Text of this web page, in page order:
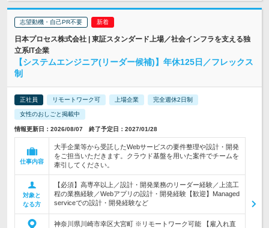
志望動機・自己PR不要
日本プロセス株式会社 | 東証スタンダード上場／社会インフラを支える独
立系IT企業
【システムエンジニア(リーダー候補)】年休125日／フレックス
制
正社員 リモートワーク可 上場企業 完全週休2日制
女性のおしごと掲載中
情報更新日：2026/08/07 終了予定日：2027/01/28
仕事内容
大手企業等から受託したWebサービスの要件整理や設計・開発
をご担当いただきます。クラウド基盤を用いた案件でチームを
牽引してください。
対象と
なる方
【必須】高専卒以上／設計・開発業務のリーダー経験／上流工
程の業務経験／Webアプリの設計・開発経験【歓迎】Managed
serviceでの設計・開発経験など
神奈川県川崎市幸区大宮町 ※リモートワーク可能 【雇入れ直